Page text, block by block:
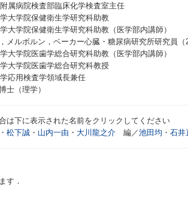
病院検査部臨床化学検査室主任
学院保健衛生学研究科助教
学院保健衛生学研究科助教（医学部内講師）
ボルン，ベーカー心臓・糖尿病研究所研究員（
学院医歯学総合研究科助教（医学部内講師）
学院医歯学総合研究科教授
応用検査学領域長兼任
理学）
は下に表示された名前をクリックしてください
・ 松下誠 ・ 山内一由 ・ 大川龍之介 編／池田均 ・ 石井
す．